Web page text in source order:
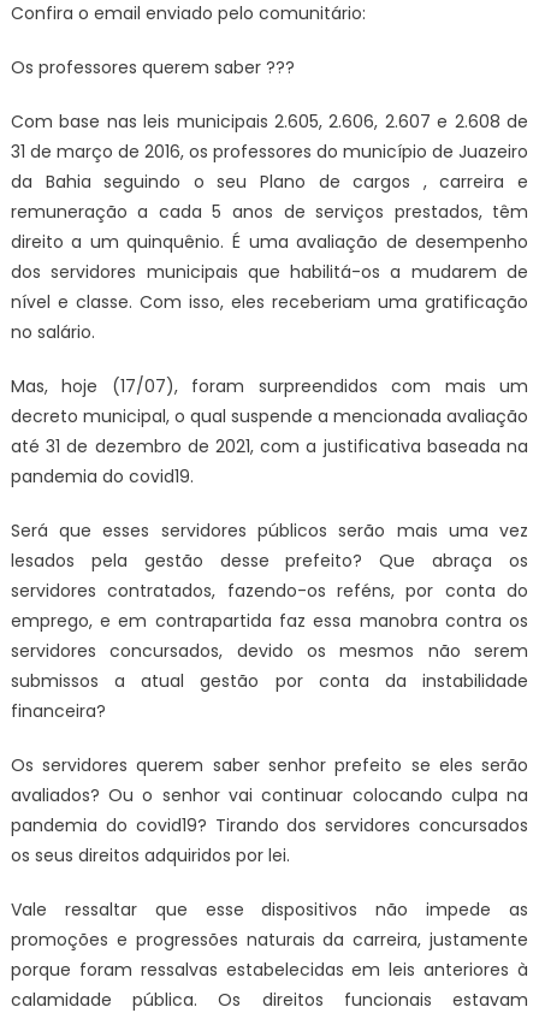
Confira o email enviado pelo comunitário:
Os professores querem saber ???
Com base nas leis municipais 2.605, 2.606, 2.607 e 2.608 de
31 de março de 2016, os professores do município de Juazeiro
da Bahia seguindo o seu Plano de cargos , carreira e
remuneração a cada 5 anos de serviços prestados, têm
direito a um quinquênio. É uma avaliação de desempenho
dos servidores municipais que habilitá-os a mudarem de
nível e classe. Com isso, eles receberiam uma gratificação
no salário.
Mas, hoje (17/07), foram surpreendidos com mais um
decreto municipal, o qual suspende a mencionada avaliação
até 31 de dezembro de 2021, com a justificativa baseada na
pandemia do covid19.
Será que esses servidores públicos serão mais uma vez
lesados pela gestão desse prefeito? Que abraça os
servidores contratados, fazendo-os reféns, por conta do
emprego, e em contrapartida faz essa manobra contra os
servidores concursados, devido os mesmos não serem
submissos a atual gestão por conta da instabilidade
financeira?
Os servidores querem saber senhor prefeito se eles serão
avaliados? Ou o senhor vai continuar colocando culpa na
pandemia do covid19? Tirando dos servidores concursados
os seus direitos adquiridos por lei.
Vale ressaltar que esse dispositivos não impede as
promoções e progressões naturais da carreira, justamente
porque foram ressalvas estabelecidas em leis anteriores à
calamidade pública. Os direitos funcionais estavam